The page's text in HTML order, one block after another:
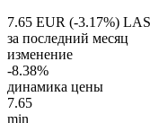
7.65 EUR (-3.17%)
за последний месяц
изменение
-8.38%
динамика цены
7.65
min